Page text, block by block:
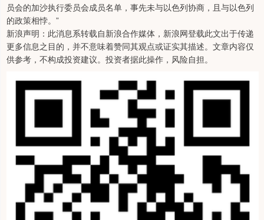
员会的加沙执行委员会成员名单，事先未与以色列协商，且与以色列
的政策相悖。”
新浪声明：此消息系转载自新浪合作媒体，新浪网登载此文出于传递
更多信息之目的，并不意味着赞同其观点或证实其描述。文章内容仅
供参考，不构成投资建议。投资者据此操作，风险自担。